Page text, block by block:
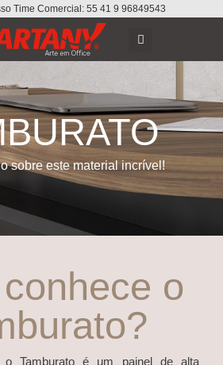
Time Comercial: 55 41 9 96849543
sobre este material incrível!
o
o Tamburato é um painel de alta